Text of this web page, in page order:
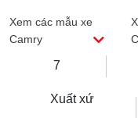
Xem các mẫu xe
Camry
7
Xuất xứ